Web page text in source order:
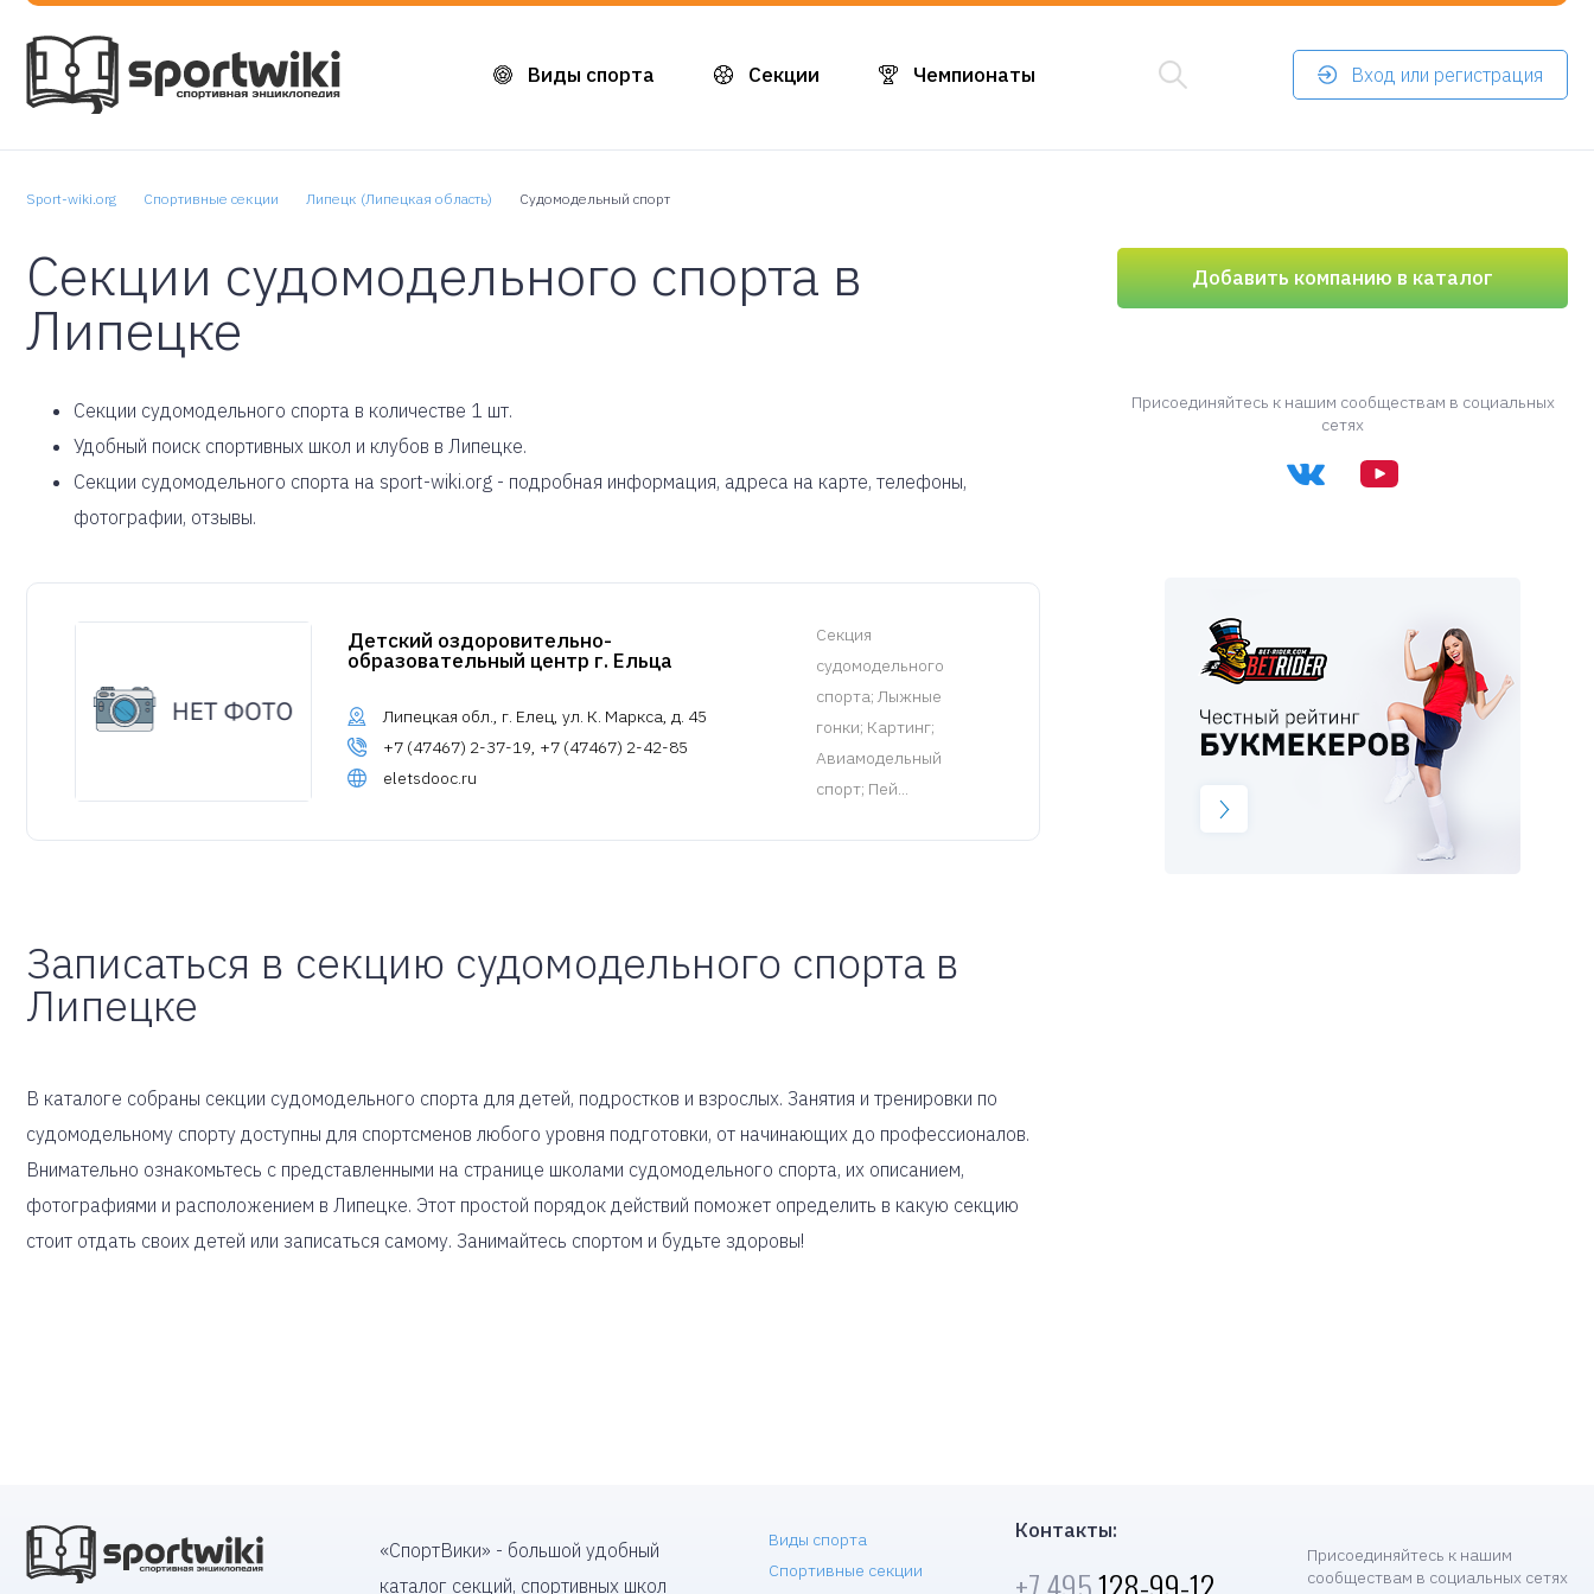
Виды спорта Секции Чемпионаты Вход или регистрация
Sport-wiki.org Спортивные секции Липецк (Липецкая область) Судомодельный спорт
Секции судомодельного спорта в
Липецке
Cекции судомодельного спорта в количестве 1 шт.
Удобный поиск спортивных школ и клубов в Липецке.
Секции судомодельного спорта на sport-wiki.org - подробная информация, адреса на карте, телефоны,
фотографии, отзывы.
Детский оздоровительно-
образовательный центр г. Ельца
Липецкая обл., г. Елец, ул. К. Маркса, д. 45
+7 (47467) 2-37-19, +7 (47467) 2-42-85
eletsdooc.ru
Cекция
судомодельного
спорта; Лыжные
гонки; Картинг;
Авиамодельный
спорт; Пей...
Записаться в секцию судомодельного спорта в
Липецке
В каталоге собраны секции судомодельного спорта для детей, подростков и взрослых. Занятия и тренировки по
судомодельному спорту доступны для спортсменов любого уровня подготовки, от начинающих до профессионалов.
Внимательно ознакомьтесь с представленными на странице школами судомодельного спорта, их описанием,
фотографиями и расположением в Липецке. Этот простой порядок действий поможет определить в какую секцию
стоит отдать своих детей или записаться самому. Занимайтесь спортом и будьте здоровы!
Добавить компанию в каталог
Присоединяйтесь к нашим сообществам в социальных
сетях
«СпортВики» - большой удобный
каталог секций, спортивных школ
Виды спорта
Спортивные секции
Контакты:
Присоединяйтесь к нашим
сообществам в социальных сетях